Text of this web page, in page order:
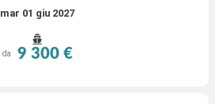
mar 01 giu 2027
da 9 300 €